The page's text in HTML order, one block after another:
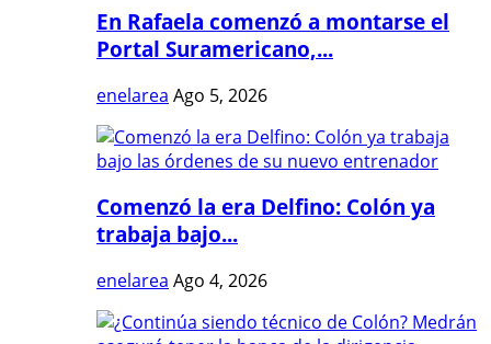
En Rafaela comenzó a montarse el
Portal Suramericano,...
enelarea Ago 5, 2026
Comenzó la era Delfino: Colón ya
trabaja bajo...
enelarea Ago 4, 2026